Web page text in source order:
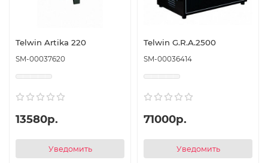
Telwin Artika 220
SM-00037620
13580р.
Уведомить
Telwin G.R.A.2500
SM-00036414
71000р.
Уведомить